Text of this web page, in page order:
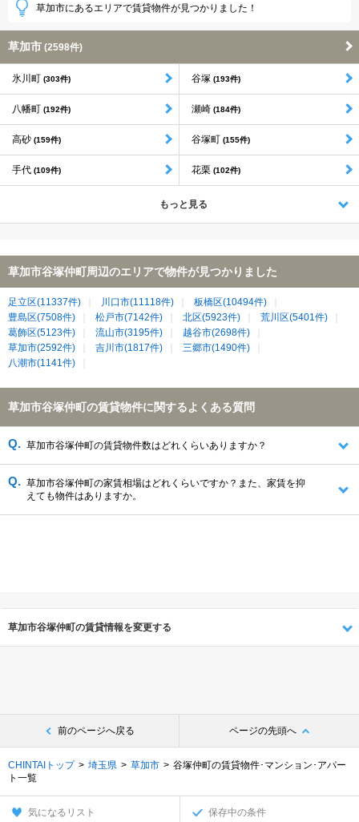
草加市にあるエリアで賃貸物件が見つかりました！
草加市 (2598件)
氷川町 (303件) 谷塚 (193件)
八幡町 (192件) 瀬崎 (184件)
高砂 (159件) 谷塚町 (155件)
手代 (109件) 花栗 (102件)
もっと見る
草加市谷塚仲町周辺のエリアで物件が見つかりました
足立区(11337件) 川口市(11118件)
板橋区(10494件)
豊島区(7508件)
松戸市(7142件) 北区(5923件)
荒川区(5401件)
葛飾区(5123件)
流山市(3195件)
越谷市(2698件)
草加市(2592件)
吉川市(1817件)
三郷市(1490件)
八潮市(1141件)
草加市谷塚仲町の賃貸物件に関するよくある質問
草加市谷塚仲町の賃貸物件数はどれくらいありますか？
草加市谷塚仲町の家賃相場はどれくらいですか？また、家賃を抑
えても物件はありますか。
草加市谷塚仲町の賃貸情報を変更する
前のページへ戻る ページの先頭へ
CHINTAIトップ 埼玉県 草加市
谷塚仲町の賃貸物件･マンション･アパー
ト一覧
気になるリスト 保存中の条件